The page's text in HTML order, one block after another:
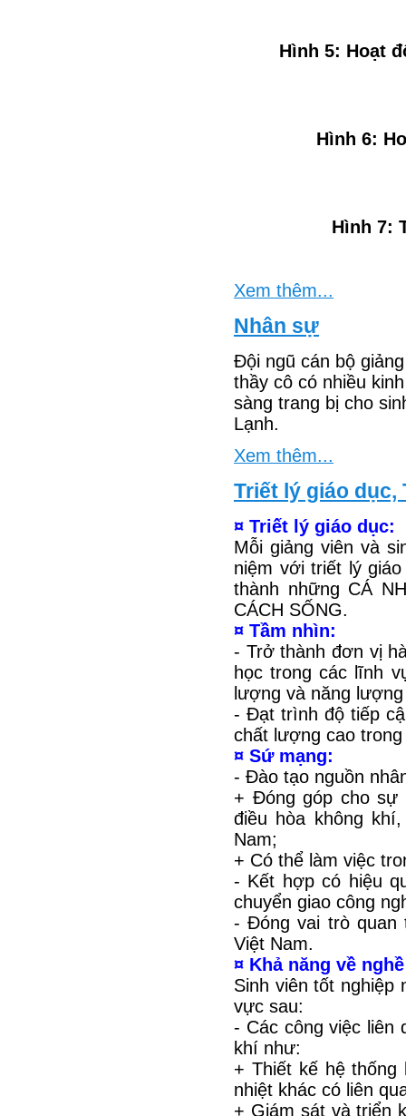
Hình 5: Hoạt
Hình 6:
Hình 7:
Xem thêm...
Nhân sự
Đội ngũ cán bộ
thầy cô có nhiều
sàng trang bị cho
Lạnh.
Xem thêm...
Triết lý giáo dục,
¤ Triết lý giáo dục:
Mỗi giảng viên và
niệm với triết lý
thành những CÁ
CÁCH SỐNG.
¤ Tầm nhìn:
- Trở thành đơn vị
học trong các lĩnh
lượng và năng
- Đạt trình độ tiếp
chất lượng cao
¤ Sứ mạng:
- Đào tạo nguồn
+ Đóng góp cho sự
điều hòa không
Nam;
+ Có thể làm việc
- Kết hợp có hiệu
chuyển giao công
- Đóng vai trò quan
Việt Nam.
¤ Khả năng về
Sinh viên tốt nghiệp
vực sau:
- Các công việc liên
khí như:
+ Thiết kế hệ thống
nhiệt khác có liên
+ Giám sát và triển